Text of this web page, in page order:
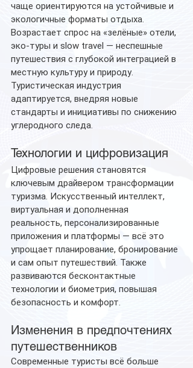
чаще ориентируются на устойчивые и
экологичные форматы отдыха.
Возрастает спрос на «зелёные» отели,
эко-туры и slow travel — неспешные
путешествия с глубокой интеграцией в
местную культуру и природу.
Туристическая индустрия
адаптируется, внедряя новые
стандарты и инициативы по снижению
углеродного следа.
Технологии и цифровизация
Цифровые решения становятся
ключевым драйвером трансформации
туризма. Искусственный интеллект,
виртуальная и дополненная
реальность, персонализированные
приложения и платформы — всё это
упрощает планирование, бронирование
и сам опыт путешествий. Также
развиваются бесконтактные
технологии и биометрия, повышая
безопасность и комфорт.
Изменения в предпочтениях
путешественников
Современные туристы всё больше